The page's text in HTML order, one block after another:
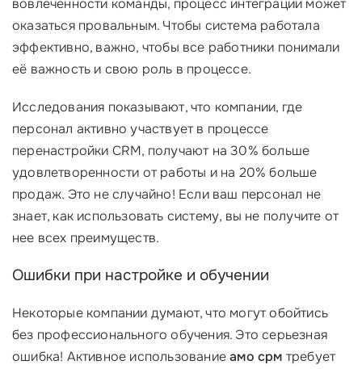
вовлеченности команды, процесс интеграции может
оказаться провальным. Чтобы система работала
эффективно, важно, чтобы все работники понимали
её важность и свою роль в процессе.
Исследования показывают, что компании, где
персонал активно участвует в процессе
перенастройки CRM, получают на 30% больше
удовлетворенности от работы и на 20% больше
продаж. Это не случайно! Если ваш персонал не
знает, как использовать систему, вы не получите от
нее всех преимуществ.
Ошибки при настройке и обучении
Некоторые компании думают, что могут обойтись
без профессионального обучения. Это серьезная
ошибка! Активное использованиеамо срм требует